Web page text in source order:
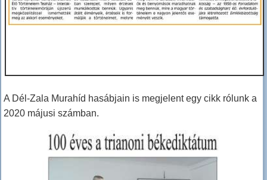
A Dél-Zala Murahíd hasábjain is megjelent egy cikk rólunk a
2020 májusi számban.